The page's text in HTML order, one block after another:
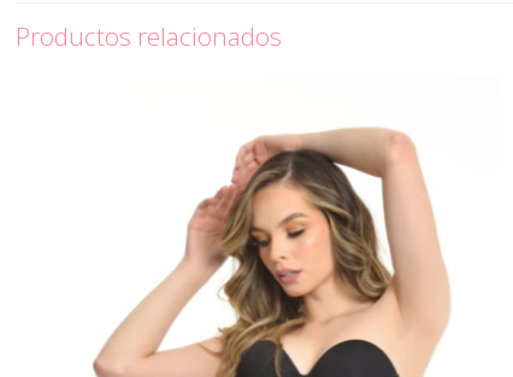
Productos relacionados